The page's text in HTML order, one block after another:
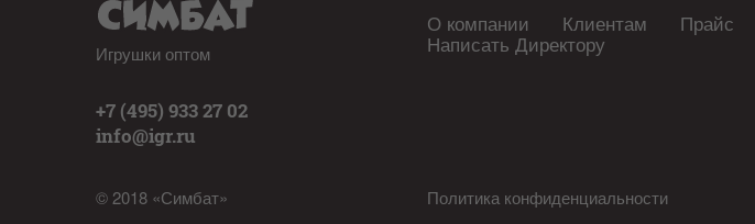
Игрушки оптом
+7 (495) 933 27 02
info@igr.ru
© 2018 «Симбат»
О компании Клиентам Прайс
Написать Директору
Политика конфиденциальности